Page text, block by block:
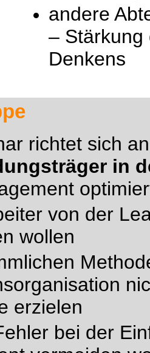
andere
– Stärkung
Denkens
richtet sich
in
von der
wollen
erzielen
bei der